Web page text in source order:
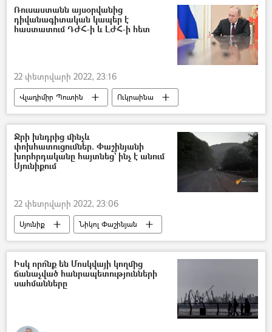
Հայ Յեղափոխական Դաշնակցություն (ՀՅԴ)
Երիտասարդ
ադրբեջանցի
Ռուսաստանն այսօրվանից
դիվանագիտական կապեր է
հաստատում ԴԺՀ-ի և ԼԺՀ-ի հետ
22 փետրվարի 2022, 23:16
Վլադիմիր Պուտին
Ուկրաինա
Լուգանսկ
Դոնեցկ
Դոնբաս
Ռուսաստան
Արտաքին գործերի նախարարություն (ԱԳՆ)
Ջրի խնդրից մինչև
փոխհատուցումներ. Փաշինյանի
խորհրդականը հայտնեց` ինչ է անում
Սյունիքում
22 փետրվարի 2022, 23:06
Սյունիք
Նիկոլ Փաշինյան
խորհրդական
Գյուղ
Սահման
հայ-ադրբեջանական
Ադրբեջան
ջուր
փոխհատուցում
Իսկ որո՞նք են Մոսկվայի կողմից
ճանաչված հանրապետությունների
սահմանները